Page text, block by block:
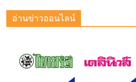
อ่านข่าวออนไลน์